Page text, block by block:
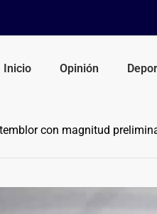
Inicio Opinión
con magnitud